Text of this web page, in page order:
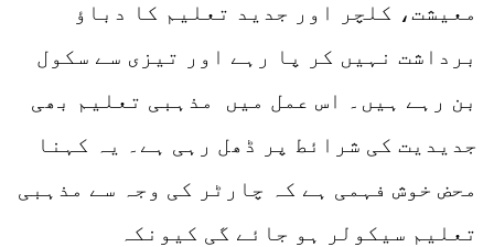
معیشت، کلچر اور جدید تعلیم کا دباؤ
برداشت نہیں کر پا رہے اور تیزی سے سکول
بن رہے ہیں۔ اس عمل میں مذہبی تعلیم بھی
جدیدیت کی شرائط پر ڈھل رہی ہے۔ یہ کہنا
محض خوش فہمی ہے کہ چارٹر کی وجہ سے مذہبی
تعلیم سیکولر ہو جائے گی کیونکہ